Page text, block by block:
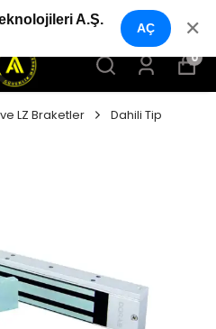
GEÇIŞ SISTEMLERI
0
LZ Braketler Dahili Tip
A.Ş.
AÇ ✕